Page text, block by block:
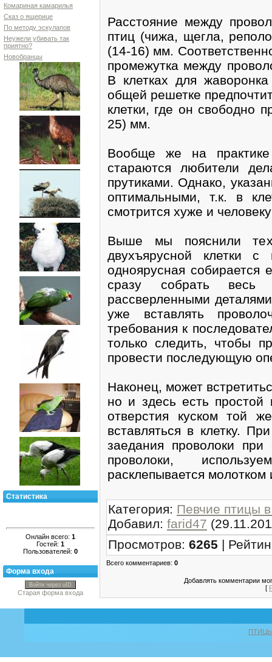
Комариная камарилья
Сказ о ящерице
По методу эскулапов
Неужели убивать так
приятно?
Новобранцы
Статистика
Онлайн всего: 1
Гостей: 1
Пользователей: 0
Форма входа
Войти через uID
Старая форма входа
Расстояние между
птиц (чижа, щегла,
(14-16) мм.
промежутка между
В клетках для
общей решетке
клетки, где он свободно
25) мм.
Вообще же на практике
стараются любители
прутиками. Однако,
оптимальными, т.к. в
смотрится хуже и
Выше мы пояснили
двухъярусной клетки с
одноярусная
сразу собрать весь
рассверленными
уже вставлять
требования к
только следить, чтобы
провести последующую
Наконец, может
но и здесь есть простой
отверстия куском той
вставляться в клетку.
заедания проволоки при
проволоки,
расклепывается молотком
Категория: Певчие птицы
Добавил: farid47
Просмотров: 6265 |
Всего комментариев: 0
Добавлять комментарии
[